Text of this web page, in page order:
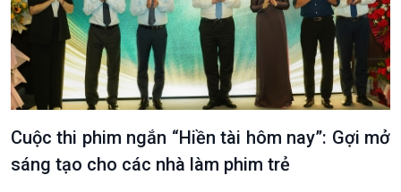
Thanh âm ký sự
Chân dung cuộc sống
Các chương trình đặc biệt
Cuộc thi phim ngắn “Hiền tài hôm nay”: Gợi mở
sáng tạo cho các nhà làm phim trẻ